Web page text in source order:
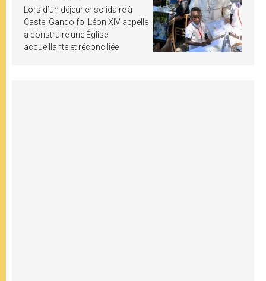
Lors d’un déjeuner solidaire à
Castel Gandolfo, Léon XIV appelle
à construire une Église
accueillante et réconciliée